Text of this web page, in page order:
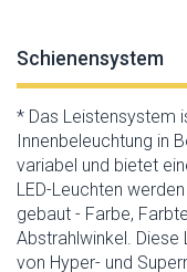
Schienensystem
* Das Leistensystem
Innenbeleuchtung in
variabel und bietet
LED-Leuchten
gebaut - Farbe,
Abstrahlwinkel. Diese
von Hyper- und